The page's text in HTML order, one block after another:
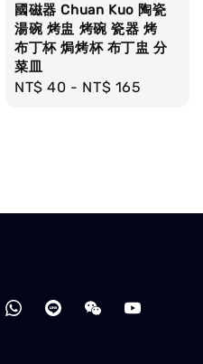
國磁器 Chuan Kuo 陶瓷
湯碗 烤盅 烤碗 瓷器 烤
布丁杯 焗烤杯 布丁盅 分
菜皿
Regular
NT$ 40 - NT$ 165